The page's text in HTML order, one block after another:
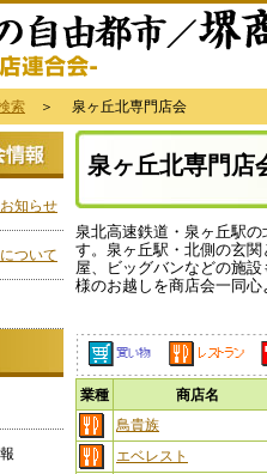
索 ＞ 泉ヶ丘北専門店会
知らせ
ついて
泉ヶ丘北専門店
泉北高速鉄道・泉ヶ丘駅
す。泉ヶ丘駅・北側の玄
屋、ビッグバンなどの施
様のお越しを商店会一同
業種
商店名
鳥貴族
エベレスト